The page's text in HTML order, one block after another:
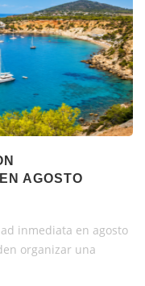
AGOSTO
inmediata en agosto
organizar una